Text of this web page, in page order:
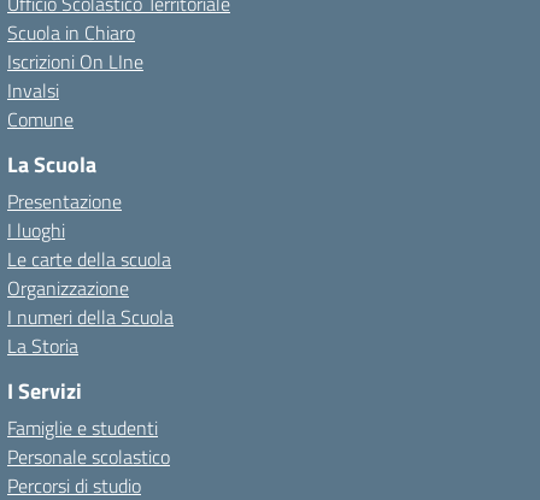
Scuola in Chiaro
Iscrizioni On LIne
Invalsi
Comune
La Scuola
Presentazione
I luoghi
Le carte della scuola
Organizzazione
I numeri della Scuola
La Storia
I Servizi
Famiglie e studenti
Personale scolastico
Percorsi di studio